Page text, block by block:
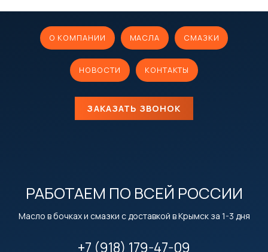
О КОМПАНИИ МАСЛА СМАЗКИ
НОВОСТИ КОНТАКТЫ
ЗАКАЗАТЬ ЗВОНОК
+7 (918) 179-47-09
РАБОТАЕМ ПО ВСЕЙ РОССИИ
Масло в бочках и смазки с доставкой в Крымск за 1-3 дня